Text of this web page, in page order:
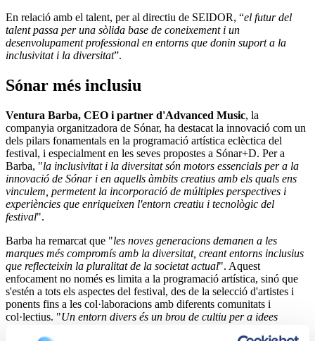
En relació amb el talent, per al directiu de SEIDOR, “el futur del
talent passa per una sòlida base de coneixement i un
desenvolupament professional en entorns que donin suport a la
inclusivitat i la diversitat”.
Sónar més inclusiu
Ventura Barba, CEO i partner d'Advanced Music, la
companyia organitzadora de Sónar, ha destacat la innovació com un
dels pilars fonamentals en la programació artística eclèctica del
festival, i especialment en les seves propostes a Sónar+D. Per a
Barba, "la inclusivitat i la diversitat són motors essencials per a la
innovació de Sónar i en aquells àmbits creatius amb els quals ens
vinculem, permetent la incorporació de múltiples perspectives i
experiències que enriqueixen l'entorn creatiu i tecnològic del
festival".
Barba ha remarcat que "les noves generacions demanen a les
marques més compromís amb la diversitat, creant entorns inclusius
que reflecteixin la pluralitat de la societat actual". Aquest
enfocament no només es limita a la programació artística, sinó que
s'estén a tots els aspectes del festival, des de la selecció d'artistes i
ponents fins a les col·laboracions amb diferents comunitats i
col·lectius. "Un entorn divers és un brou de cultiu per a idees